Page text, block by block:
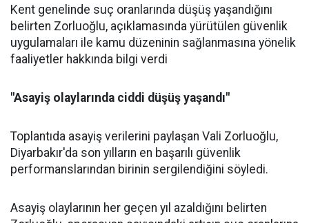
Kent genelinde suç oranlarında düşüş yaşandığını
belirten Zorluoğlu, açıklamasında yürütülen güvenlik
uygulamaları ile kamu düzeninin sağlanmasına yönelik
faaliyetler hakkında bilgi verdi
"Asayiş olaylarında ciddi düşüş yaşandı"
Toplantıda asayiş verilerini paylaşan Vali Zorluoğlu,
Diyarbakır'da son yılların en başarılı güvenlik
performanslarından birinin sergilendiğini söyledi.
Asayiş olaylarının her geçen yıl azaldığını belirten